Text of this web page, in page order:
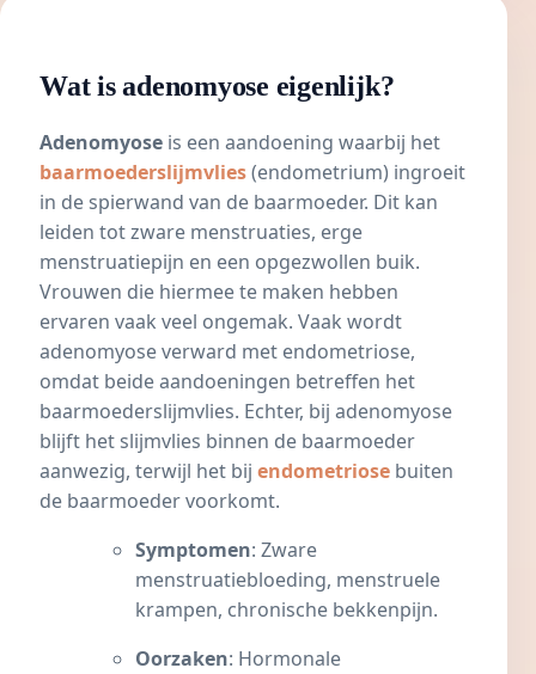
Wat is adenomyose eigenlijk?
Adenomyose is een aandoening waarbij het
baarmoederslijmvlies(endometrium) ingroeit
in de spierwand van de baarmoeder. Dit kan
leiden tot zware menstruaties, erge
menstruatiepijn en een opgezwollen buik.
Vrouwen die hiermee te maken hebben
ervaren vaak veel ongemak. Vaak wordt
adenomyose verward met endometriose,
omdat beide aandoeningen betreffen het
baarmoederslijmvlies. Echter, bij adenomyose
blijft het slijmvlies binnen de baarmoeder
aanwezig, terwijl het bij endometriose buiten
de baarmoeder voorkomt.
Symptomen: Zware
menstruatiebloeding, menstruele
krampen, chronische bekkenpijn.
Oorzaken: Hormonale